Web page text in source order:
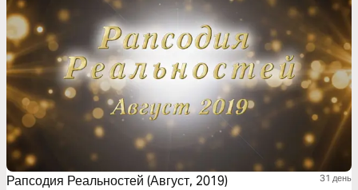
Рапсодия Реальностей (Август, 2019) 31 день